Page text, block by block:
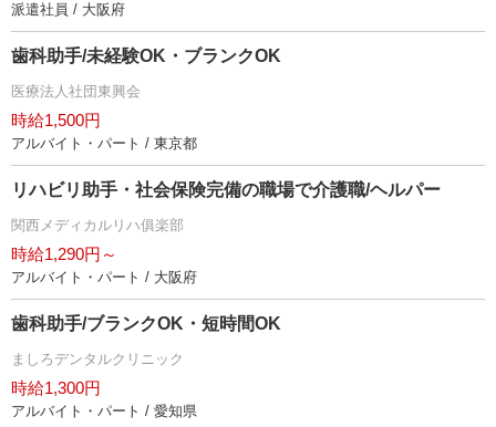
派遣社員 / 大阪府
歯科助手/未経験OK・ブランクOK
医療法人社団東興会
時給1,500円
アルバイト・パート / 東京都
リハビリ助手・社会保険完備の職場で介護職/ヘルパー
関西メディカルリハ俱楽部
時給1,290円～
アルバイト・パート / 大阪府
歯科助手/ブランクOK・短時間OK
ましろデンタルクリニック
時給1,300円
アルバイト・パート / 愛知県